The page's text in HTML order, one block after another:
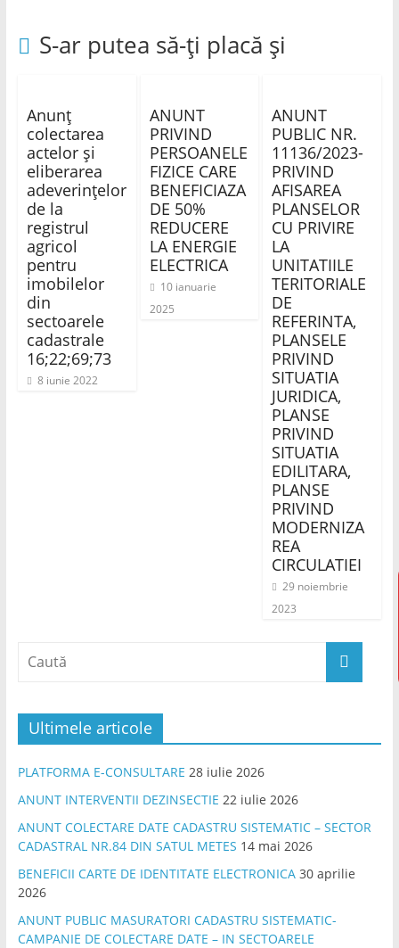
S-ar putea să-ți placă și
Anunț
colectarea
actelor și
eliberarea
adeverințelor
de la
registrul
agricol
pentru
imobilelor
din
sectoarele
cadastrale
16;22;69;73
8 iunie 2022
ANUNT
PRIVIND
PERSOANELE
FIZICE CARE
BENEFICIAZA
DE 50%
REDUCERE
LA ENERGIE
ELECTRICA
10 ianuarie
2025
ANUNT
PUBLIC NR.
11136/2023-
PRIVIND
AFISAREA
PLANSELOR
CU PRIVIRE
LA
UNITATIILE
TERITORIALE
DE
REFERINTA,
PLANSELE
PRIVIND
SITUATIA
JURIDICA,
PLANSE
PRIVIND
SITUATIA
EDILITARA,
PLANSE
PRIVIND
MODERNIZA
REA
CIRCULATIEI
29 noiembrie
2023
Ultimele articole
PLATFORMA E-CONSULTARE 28 iulie 2026
ANUNT INTERVENTII DEZINSECTIE 22 iulie 2026
ANUNT COLECTARE DATE CADASTRU SISTEMATIC – SECTOR
CADASTRAL NR.84 DIN SATUL METES 14 mai 2026
BENEFICII CARTE DE IDENTITATE ELECTRONICA 30 aprilie
2026
ANUNT PUBLIC MASURATORI CADASTRU SISTEMATIC-
CAMPANIE DE COLECTARE DATE – IN SECTOARELE